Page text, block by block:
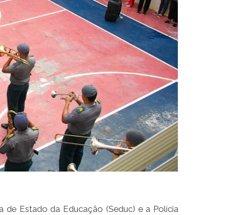
de Estado da Educação (Seduc) e a Polícia